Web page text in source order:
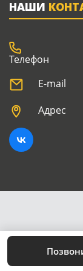
НАШИ
Телефон
E-mail
Адрес